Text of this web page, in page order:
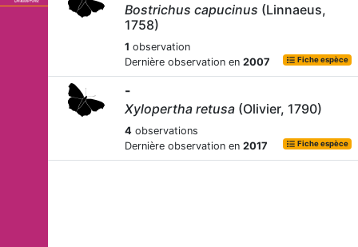
Bostrichus capucinus (Linnaeus,
1758)
1 observation
Dernière observation en 2007 Fiche espèce
-
Xylopertha retusa (Olivier, 1790)
4 observations
Dernière observation en 2017 Fiche espèce